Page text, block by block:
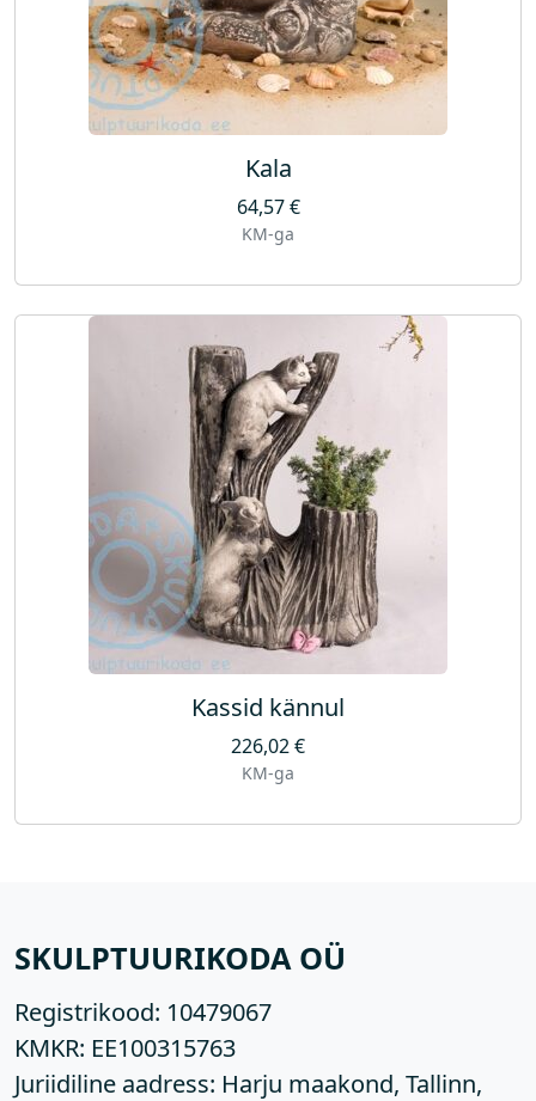
Kala
64,57€
KM-ga
Kassid kännul
226,02€
KM-ga
SKULPTUURIKODA OÜ
Registrikood: 10479067
KMKR: EE100315763
Juriidiline aadress: Harju maakond, Tallinn,